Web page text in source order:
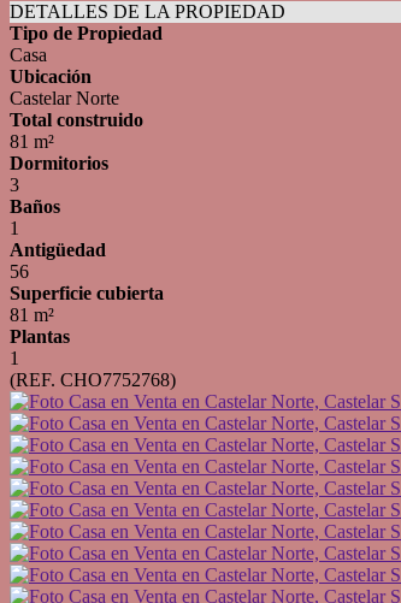
DETALLES DE LA PROPIEDAD
Tipo de Propiedad
Casa
Ubicación
Castelar Norte
Total construido
81 m²
Dormitorios
3
Baños
1
Antigüedad
56
Superficie cubierta
81 m²
Plantas
1
(REF. CHO7752768)